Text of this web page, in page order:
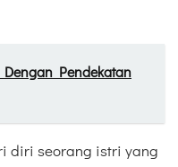
Pendekatan
diri seorang istri yang